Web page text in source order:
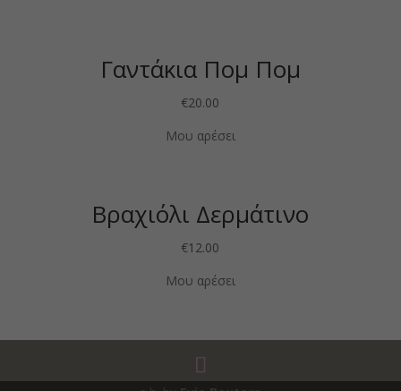
Γαντάκια Πομ Πομ
€20.00
Μου αρέσει
Βραχιόλι Δερμάτινο
€12.00
Μου αρέσει